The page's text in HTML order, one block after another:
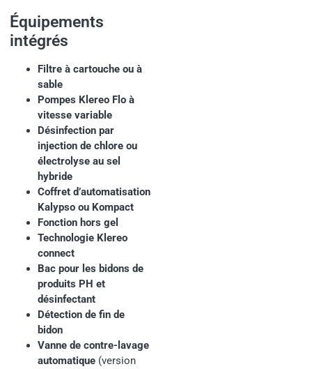
Équipements
intégrés
Filtre à cartouche ou à
sable
Pompes Klereo Flo à
vitesse variable
Désinfection par
injection de chlore ou
électrolyse au sel
hybride
Coffret d’automatisation
Kalypso ou Kompact
Fonction hors gel
Technologie Klereo
connect
Bac pour les bidons de
produits PH et
désinfectant
Détection de fin de
bidon
Vanne de contre-lavage
automatique (version